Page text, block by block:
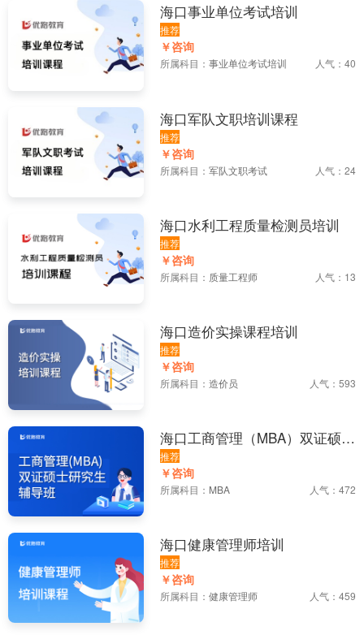
海口事业单位考试培训
推荐
￥咨询
所属科目： 事业单位考试培训 人气：40
海口军队文职培训课程
推荐
￥咨询
所属科目： 军队文职考试 人气：24
海口水利工程质量检测员培训
推荐
￥咨询
所属科目： 质量工程师 人气：13
海口造价实操课程培训
推荐
￥咨询
所属科目： 造价员 人气：593
海口工商管理（MBA）双证硕士
研究生辅导班
推荐
￥咨询
所属科目： MBA 人气：472
海口健康管理师培训
推荐
￥咨询
所属科目： 健康管理师 人气：459